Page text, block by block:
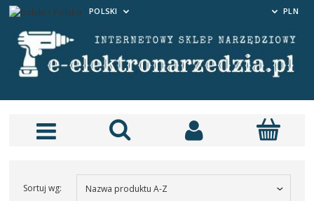
POLSKI PLN
Sortuj wg: Nazwa produktu A-Z